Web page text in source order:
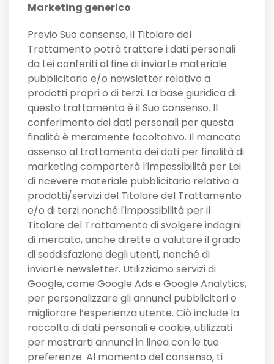
Marketing generico
Previo Suo consenso, il Titolare del
Trattamento potrà trattare i dati personali
da Lei conferiti al fine di inviarLe materiale
pubblicitario e/o newsletter relativo a
prodotti propri o di terzi. La base giuridica di
questo trattamento è il Suo consenso. Il
conferimento dei dati personali per questa
finalità è meramente facoltativo. Il mancato
assenso al trattamento dei dati per finalità di
marketing comporterà l’impossibilità per Lei
di ricevere materiale pubblicitario relativo a
prodotti/servizi del Titolare del Trattamento
e/o di terzi nonché l'impossibilità per il
Titolare del Trattamento di svolgere indagini
di mercato, anche dirette a valutare il grado
di soddisfazione degli utenti, nonché di
inviarLe newsletter. Utilizziamo servizi di
Google, come Google Ads e Google Analytics,
per personalizzare gli annunci pubblicitari e
migliorare l’esperienza utente. Ciò include la
raccolta di dati personali e cookie, utilizzati
per mostrarti annunci in linea con le tue
preferenze. Al momento del consenso, ti